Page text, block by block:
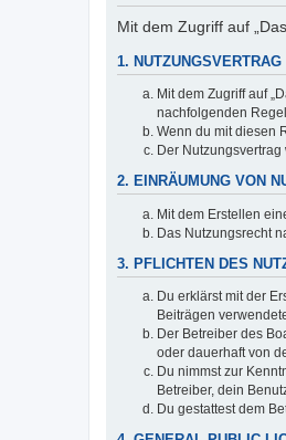
Mit dem Zugriff auf
1. NUTZUNGSVERTRAG
Mit dem Zugriff auf
nachfolgenden
Wenn du mit diesen
Der
2. EINRÄUMUNG VON
Mit dem Erstellen
Das Nutzungsrecht
3. PFLICHTEN DES
Du erklärst mit der
Beiträgen
Der Betreiber des
oder dauerhaft von
Du nimmst zur
Betreiber, dein
Du gestattest dem